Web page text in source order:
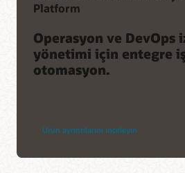
Platform
Operasyon ve DevOps
yönetimi için entegre
otomasyon.
Ürün ayrıntılarını inceleyin